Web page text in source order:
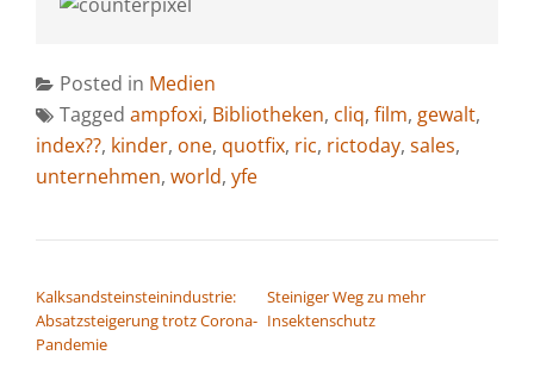
Posted in Medien
Tagged ampfoxi, Bibliotheken, cliq, film, gewalt,
index??, kinder, one, quotfix, ric, rictoday, sales,
unternehmen, world, yfe
Kalksandsteinsteinindustrie:
Absatzsteigerung trotz Corona-
Pandemie
Steiniger Weg zu mehr
Insektenschutz